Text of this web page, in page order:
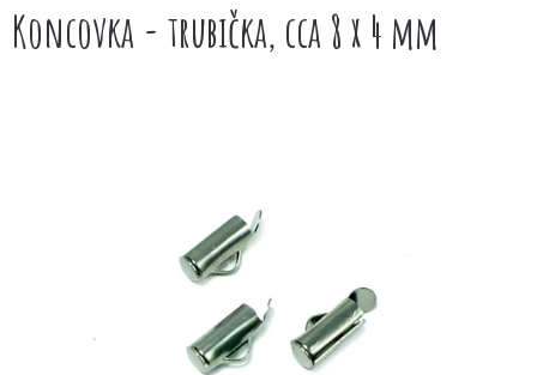
Koncovka - trubička, cca 8 x 4 mm